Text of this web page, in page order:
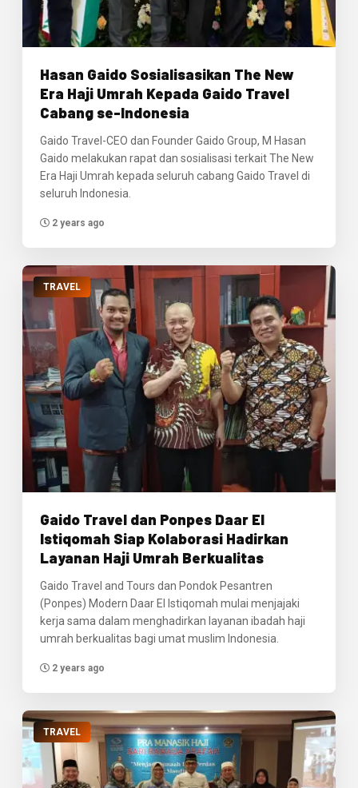
Hasan Gaido Sosialisasikan The New
Era Haji Umrah Kepada Gaido Travel
Cabang se-Indonesia
Gaido Travel-CEO dan Founder Gaido Group, M Hasan
Gaido melakukan rapat dan sosialisasi terkait The New
Era Haji Umrah kepada seluruh cabang Gaido Travel di
seluruh Indonesia.
2 years ago
TRAVEL
Gaido Travel dan Ponpes Daar El
Istiqomah Siap Kolaborasi Hadirkan
Layanan Haji Umrah Berkualitas
Gaido Travel and Tours dan Pondok Pesantren
(Ponpes) Modern Daar El Istiqomah mulai menjajaki
kerja sama dalam menghadirkan layanan ibadah haji
umrah berkualitas bagi umat muslim Indonesia.
2 years ago
TRAVEL